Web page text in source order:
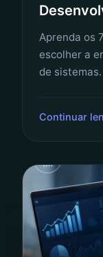
Aprenda os
escolher a
de
Continuar